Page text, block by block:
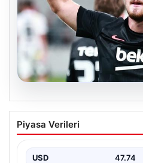
(Özet) Hradec
Özeti ve Tüm Önemli
Piyasa Verileri
USD 47.74